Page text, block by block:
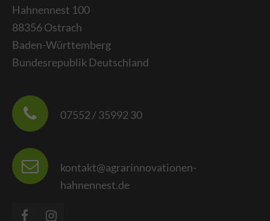
Hahnennest 100
88356 Ostrach
Baden-Württemberg
Bundesrepublik Deutschland
07552 / 35992 30
kontakt@agrarinnovationen-
hahnennest.de